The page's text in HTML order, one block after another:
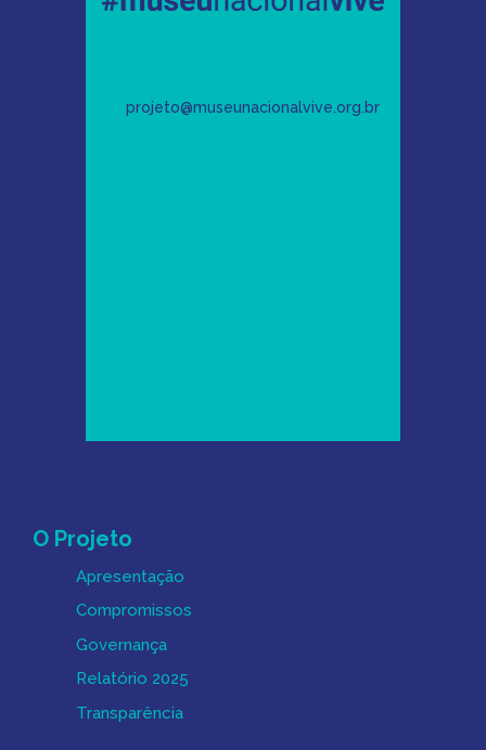
projeto@museunacionalvive.org.br
Mapa do Site
O Projeto
Apresentação
Compromissos
Governança
Relatório 2025
Transparência